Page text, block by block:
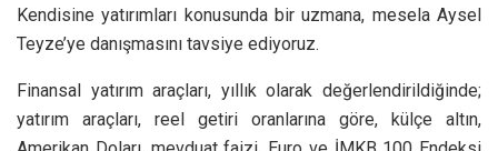
Kendisine yatırımları konusunda bir uzmana, mesela Aysel
Teyze’ye danışmasını tavsiye ediyoruz.
Finansal yatırım araçları, yıllık olarak değerlendirildiğinde;
yatırım araçları, reel getiri oranlarına göre, külçe altın,